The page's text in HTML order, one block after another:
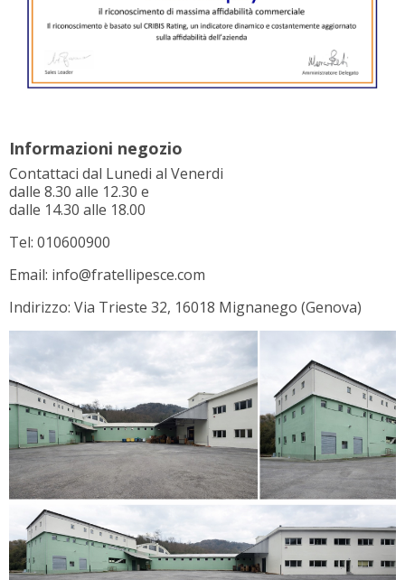
Informazioni negozio
Contattaci dal Lunedi al Venerdi
dalle 8.30 alle 12.30 e
dalle 14.30 alle 18.00
Tel: 010600900
Email: info@fratellipesce.com
Indirizzo: Via Trieste 32, 16018 Mignanego (Genova)